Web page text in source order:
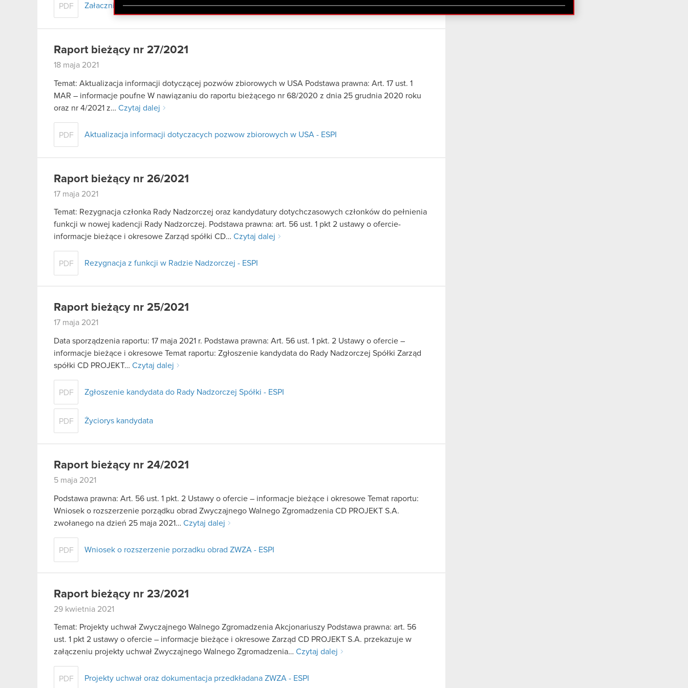
zgadasz się na używanie plików cookie.
PDF Załacznik - treść uchwał ZWZA
Raport bieżący nr 27/2021
18 maja 2021
Temat: Aktualizacja informacji dotyczącej pozwów zbiorowych w USA Podstawa prawna: Art. 17 ust. 1
MAR – informacje poufne W nawiązaniu do raportu bieżącego nr 68/2020 z dnia 25 grudnia 2020 roku
oraz nr 4/2021 z… Czytaj dalej
PDF Aktualizacja informacji dotyczacych pozwow zbiorowych w USA - ESPI
Raport bieżący nr 26/2021
17 maja 2021
Temat: Rezygnacja członka Rady Nadzorczej oraz kandydatury dotychczasowych członków do pełnienia
funkcji w nowej kadencji Rady Nadzorczej. Podstawa prawna: art. 56 ust. 1 pkt 2 ustawy o ofercie-
informacje bieżące i okresowe Zarząd spółki CD… Czytaj dalej
PDF Rezygnacja z funkcji w Radzie Nadzorczej - ESPI
Raport bieżący nr 25/2021
17 maja 2021
Data sporządzenia raportu: 17 maja 2021 r. Podstawa prawna: Art. 56 ust. 1 pkt. 2 Ustawy o ofercie –
informacje bieżące i okresowe Temat raportu: Zgłoszenie kandydata do Rady Nadzorczej Spółki Zarząd
spółki CD PROJEKT… Czytaj dalej
PDF Zgłoszenie kandydata do Rady Nadzorczej Spółki - ESPI
PDF Życiorys kandydata
Raport bieżący nr 24/2021
5 maja 2021
Podstawa prawna: Art. 56 ust. 1 pkt. 2 Ustawy o ofercie – informacje bieżące i okresowe Temat raportu:
Wniosek o rozszerzenie porządku obrad Zwyczajnego Walnego Zgromadzenia CD PROJEKT S.A.
zwołanego na dzień 25 maja 2021… Czytaj dalej
PDF Wniosek o rozszerzenie porzadku obrad ZWZA - ESPI
Raport bieżący nr 23/2021
29 kwietnia 2021
Temat: Projekty uchwał Zwyczajnego Walnego Zgromadzenia Akcjonariuszy Podstawa prawna: art. 56
ust. 1 pkt 2 ustawy o ofercie – informacje bieżące i okresowe Zarząd CD PROJEKT S.A. przekazuje w
załączeniu projekty uchwał Zwyczajnego Walnego Zgromadzenia… Czytaj dalej
PDF Projekty uchwał oraz dokumentacja przedkładana ZWZA - ESPI